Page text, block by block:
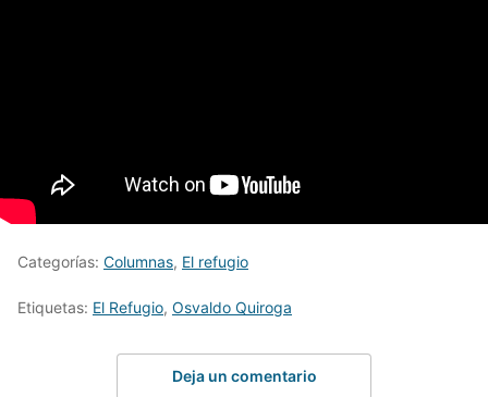
Categorías: Columnas, El refugio
Etiquetas: El Refugio, Osvaldo Quiroga
Deja un comentario